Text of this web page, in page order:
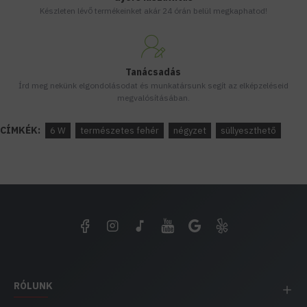
Készleten lévő termékeinket akár 24 órán belül megkaphatod!
Tanácsadás
Írd meg nekünk elgondolásodat és munkatársunk segít az elképzeléseid
megvalósításában.
CÍMKÉK: 6 W természetes fehér négyzet süllyeszthető
RÓLUNK